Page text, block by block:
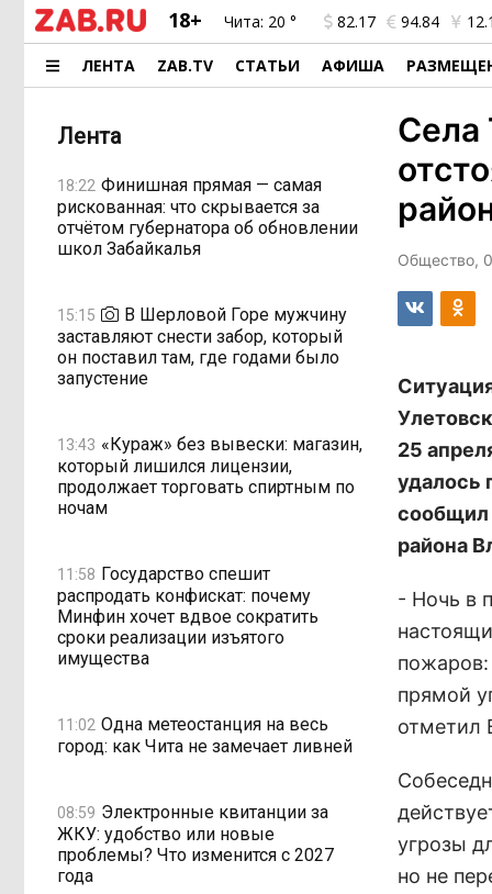
18+ Чита: 20 ° 82.17 94.84
ЛЕНТА ZAB.TV СТАТЬИ АФИША
Лента
18:22 Финишная прямая — самая
рискованная: что скрывается за
отчётом губернатора об обновлении
школ Забайкалья
15:15
В Шерловой Горе мужчину
заставляют снести забор, который
он поставил там, где годами было
запустение
13:43 «Кураж» без вывески: магазин,
который лишился лицензии,
продолжает торговать спиртным по
ночам
11:58 Государство спешит
распродать конфискат: почему
Минфин хочет вдвое сократить
сроки реализации изъятого
имущества
11:02 Одна метеостанция на весь
город: как Чита не замечает ливней
08:59 Электронные квитанции за
ЖКУ: удобство или новые
проблемы? Что изменится с 2027
года
Села
Общество,
25
удалось
сообщил
района
- Ночь в
пожаров:
прямой
отметил
угрозы
но не